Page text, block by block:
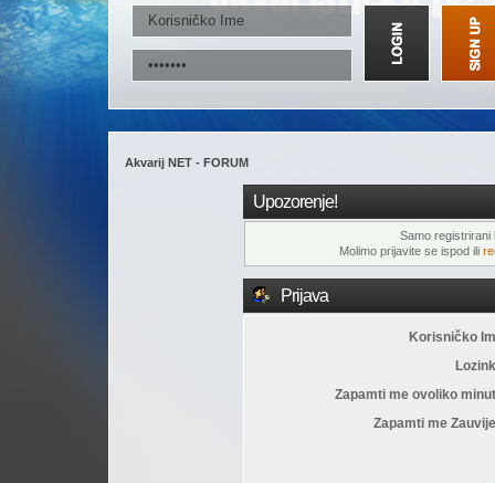
Akvarij NET - FORUM
Upozorenje!
Samo registrirani
Molimo prijavite se ispod ili
Prijava
Korisničko
Zapamti me ovoliko
Zapamti me